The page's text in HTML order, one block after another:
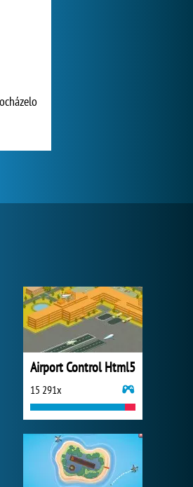
Airport Control Html5
15 291x